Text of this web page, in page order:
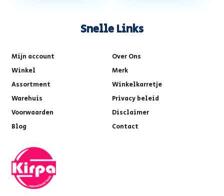
Snelle Links
Mijn account
Over Ons
Winkel
Merk
Assortment
Winkelkarretje
Warehuis
Privacy beleid
Voorwaarden
Disclaimer
Blog
Contact